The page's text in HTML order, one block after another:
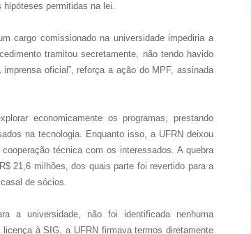
permitidas na lei.
cargo comissionado na universidade impediria a
tramitou secretamente, não tendo havido
oficial”, reforça a ação do MPF, assinada
economicamente os programas, prestando
na tecnologia. Enquanto isso, a UFRN deixou
técnica com os interessados. A quebra
21,6 milhões, dos quais parte foi revertido para a
de sócios.
a universidade, não foi identificada nenhuma
à SIG, a UFRN firmava termos diretamente